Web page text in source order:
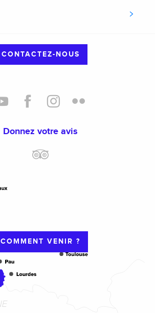
RANDONNER AVEC UN GUIDE
CONTACTEZ-NOUS
Donnez votre avis
COMMENT VENIR ?